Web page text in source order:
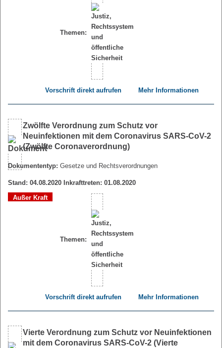
Themen:
Vorschrift direkt aufrufen Mehr Informationen
Zwölfte Verordnung zum Schutz vor
Neuinfektionen mit dem Coronavirus SARS-CoV-2
(Zwölfte Coronaverordnung)
Dokumententyp: Gesetze und Rechtsverordnungen
Stand: 04.08.2020 Inkrafttreten: 01.08.2020
Außer Kraft
Themen:
Vorschrift direkt aufrufen Mehr Informationen
Vierte Verordnung zum Schutz vor Neuinfektionen
mit dem Coronavirus SARS-CoV-2 (Vierte